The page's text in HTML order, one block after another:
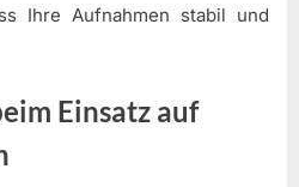
Ihre Aufnahmen stabil und
Einsatz auf